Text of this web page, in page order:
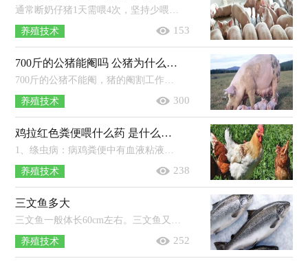
通常断奶仔猪1天需喂4次，坚持少喂勤添的原则。为使仔猪能顺利断奶，在断奶的2-3周内仍喂原来的仔猪料，约1周后，可逐步增加断奶仔猪料，2...
养殖技术 153
700斤的公猪能阉吗 公猪为什么要阉割
700斤的公猪不能阉，猪的阉割工作一般是在它还未成年时进行，也就是未发情的时候。猪太大了会很难操作，而且手术中损伤也大，甚至可能会...
养殖技术 300
鸡拉红色粪便喂什么药 是什么原因导致的
1、绦虫病：病鸡粪便中有血液粘液混有白色绦虫节片，需要对鸡群进行集体驱虫。2、鸡肠毒症：鸡拉稀，粪便呈烂西红柿样式，有乱跑乱撞等症状...
养殖技术 238
三文鱼多大
三文鱼一般体长60cm左右。三文鱼又名大马哈鱼、鲑鱼、撒蒙鱼，隶属硬骨鱼纲、鲑形目、鲑属，主要分布于大西洋与太平洋、北冰洋交界的...
养殖技术 252